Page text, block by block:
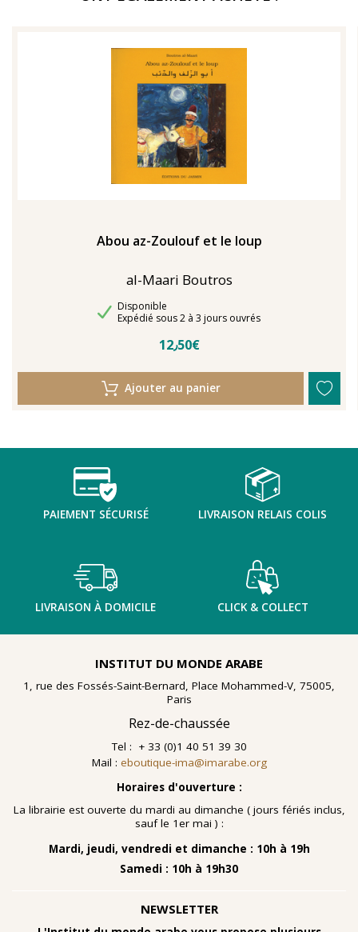
Abou az-Zoulouf et le loup
al-Maari Boutros
Disponibilité
Disponible
Délais de livraison
Expédié sous 2 à 3 jours ouvrés
12٫50€
Ajouter au panier
PAIEMENT SÉCURISÉ LIVRAISON RELAIS COLIS
LIVRAISON À DOMICILE CLICK & COLLECT
INSTITUT DU MONDE ARABE
1, rue des Fossés-Saint-Bernard, Place Mohammed-V, 75005,
Paris
Rez-de-chaussée
Tel : + 33 (0)1 40 51 39 30
Mail : eboutique-ima@imarabe.org
Horaires d'ouverture :
La librairie est ouverte du mardi au dimanche ( jours fériés inclus,
sauf le 1er mai ) :
Mardi, jeudi, vendredi et dimanche : 10h à 19h
Samedi : 10h à 19h30
NEWSLETTER